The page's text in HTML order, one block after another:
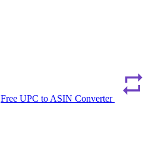
Free UPC to ASIN Converter